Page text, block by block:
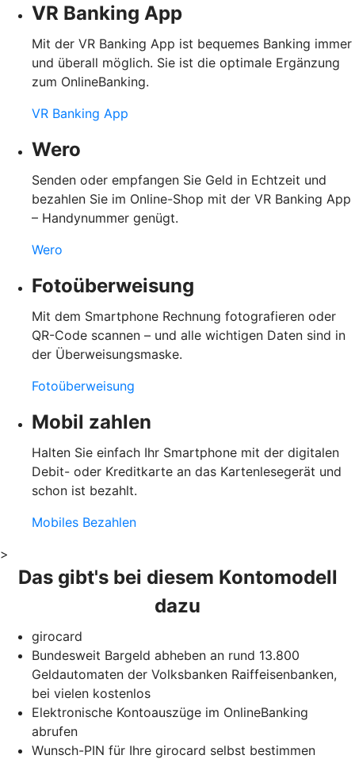
VR Banking App
Mit der VR Banking App ist bequemes Banking immer
und überall möglich. Sie ist die optimale Ergänzung
zum OnlineBanking.
VR Banking App
Wero
Senden oder empfangen Sie Geld in Echtzeit und
bezahlen Sie im Online-Shop mit der VR Banking App
– Handynummer genügt.
Wero
Fotoüberweisung
Mit dem Smartphone Rechnung fotografieren oder
QR-Code scannen – und alle wichtigen Daten sind in
der Überweisungsmaske.
Fotoüberweisung
Mobil zahlen
Halten Sie einfach Ihr Smartphone mit der digitalen
Debit- oder Kreditkarte an das Kartenlesegerät und
schon ist bezahlt.
Mobiles Bezahlen
>
Das gibt's bei diesem Kontomodell
dazu
girocard
Bundesweit Bargeld abheben an rund 13.800
Geldautomaten der Volksbanken Raiffeisenbanken,
bei vielen kostenlos
Elektronische Kontoauszüge im OnlineBanking
abrufen
Wunsch-PIN für Ihre girocard selbst bestimmen